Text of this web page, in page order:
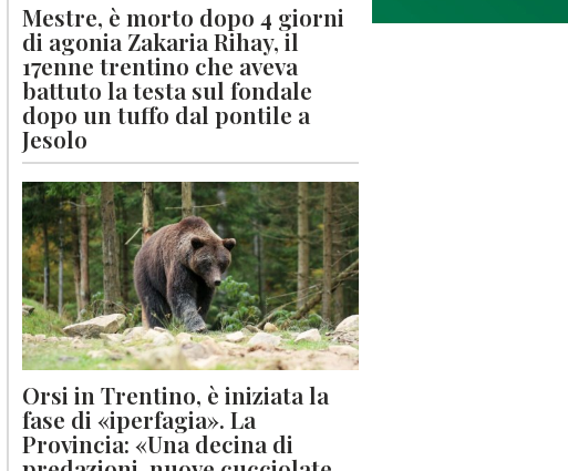
Mestre, è morto dopo 4 giorni
di agonia Zakaria Rihay, il
17enne trentino che aveva
battuto la testa sul fondale
dopo un tuffo dal pontile a
Jesolo
Orsi in Trentino, è iniziata la
fase di «iperfagia». La
Provincia: «Una decina di